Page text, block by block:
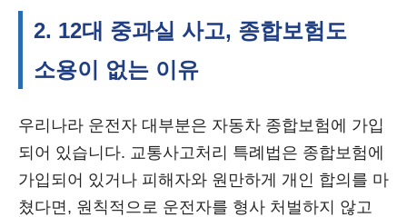
2. 12대 중과실 사고, 종합보험도
소용이 없는 이유
우리나라 운전자 대부분은 자동차 종합보험에 가입
되어 있습니다. 교통사고처리 특례법은 종합보험에
가입되어 있거나 피해자와 원만하게 개인 합의를 마
쳤다면, 원칙적으로 운전자를 형사 처벌하지 않고